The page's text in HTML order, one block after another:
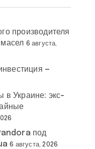
производителя
6 августа,
—
в Украине: экс-
под
6 августа, 2026